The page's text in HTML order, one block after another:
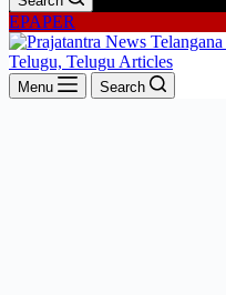
EPAPER
Menu Search